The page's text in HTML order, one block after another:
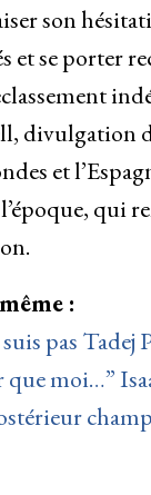
son
et se porter
divulgation
et
qui
:
pas Tadej
moi…”